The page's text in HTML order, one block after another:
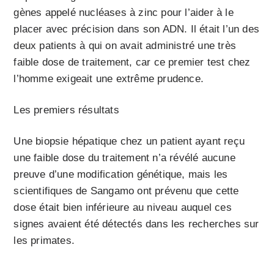
gènes appelé nucléases à zinc pour l’aider à le
placer avec précision dans son ADN. Il était l’un des
deux patients à qui on avait administré une très
faible dose de traitement, car ce premier test chez
l’homme exigeait une extrême prudence.
Les premiers résultats
Une biopsie hépatique chez un patient ayant reçu
une faible dose du traitement n’a révélé aucune
preuve d’une modification génétique, mais les
scientifiques de Sangamo ont prévenu que cette
dose était bien inférieure au niveau auquel ces
signes avaient été détectés dans les recherches sur
les primates.